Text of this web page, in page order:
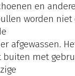
en andere
worden niet
afgewassen.
buiten met